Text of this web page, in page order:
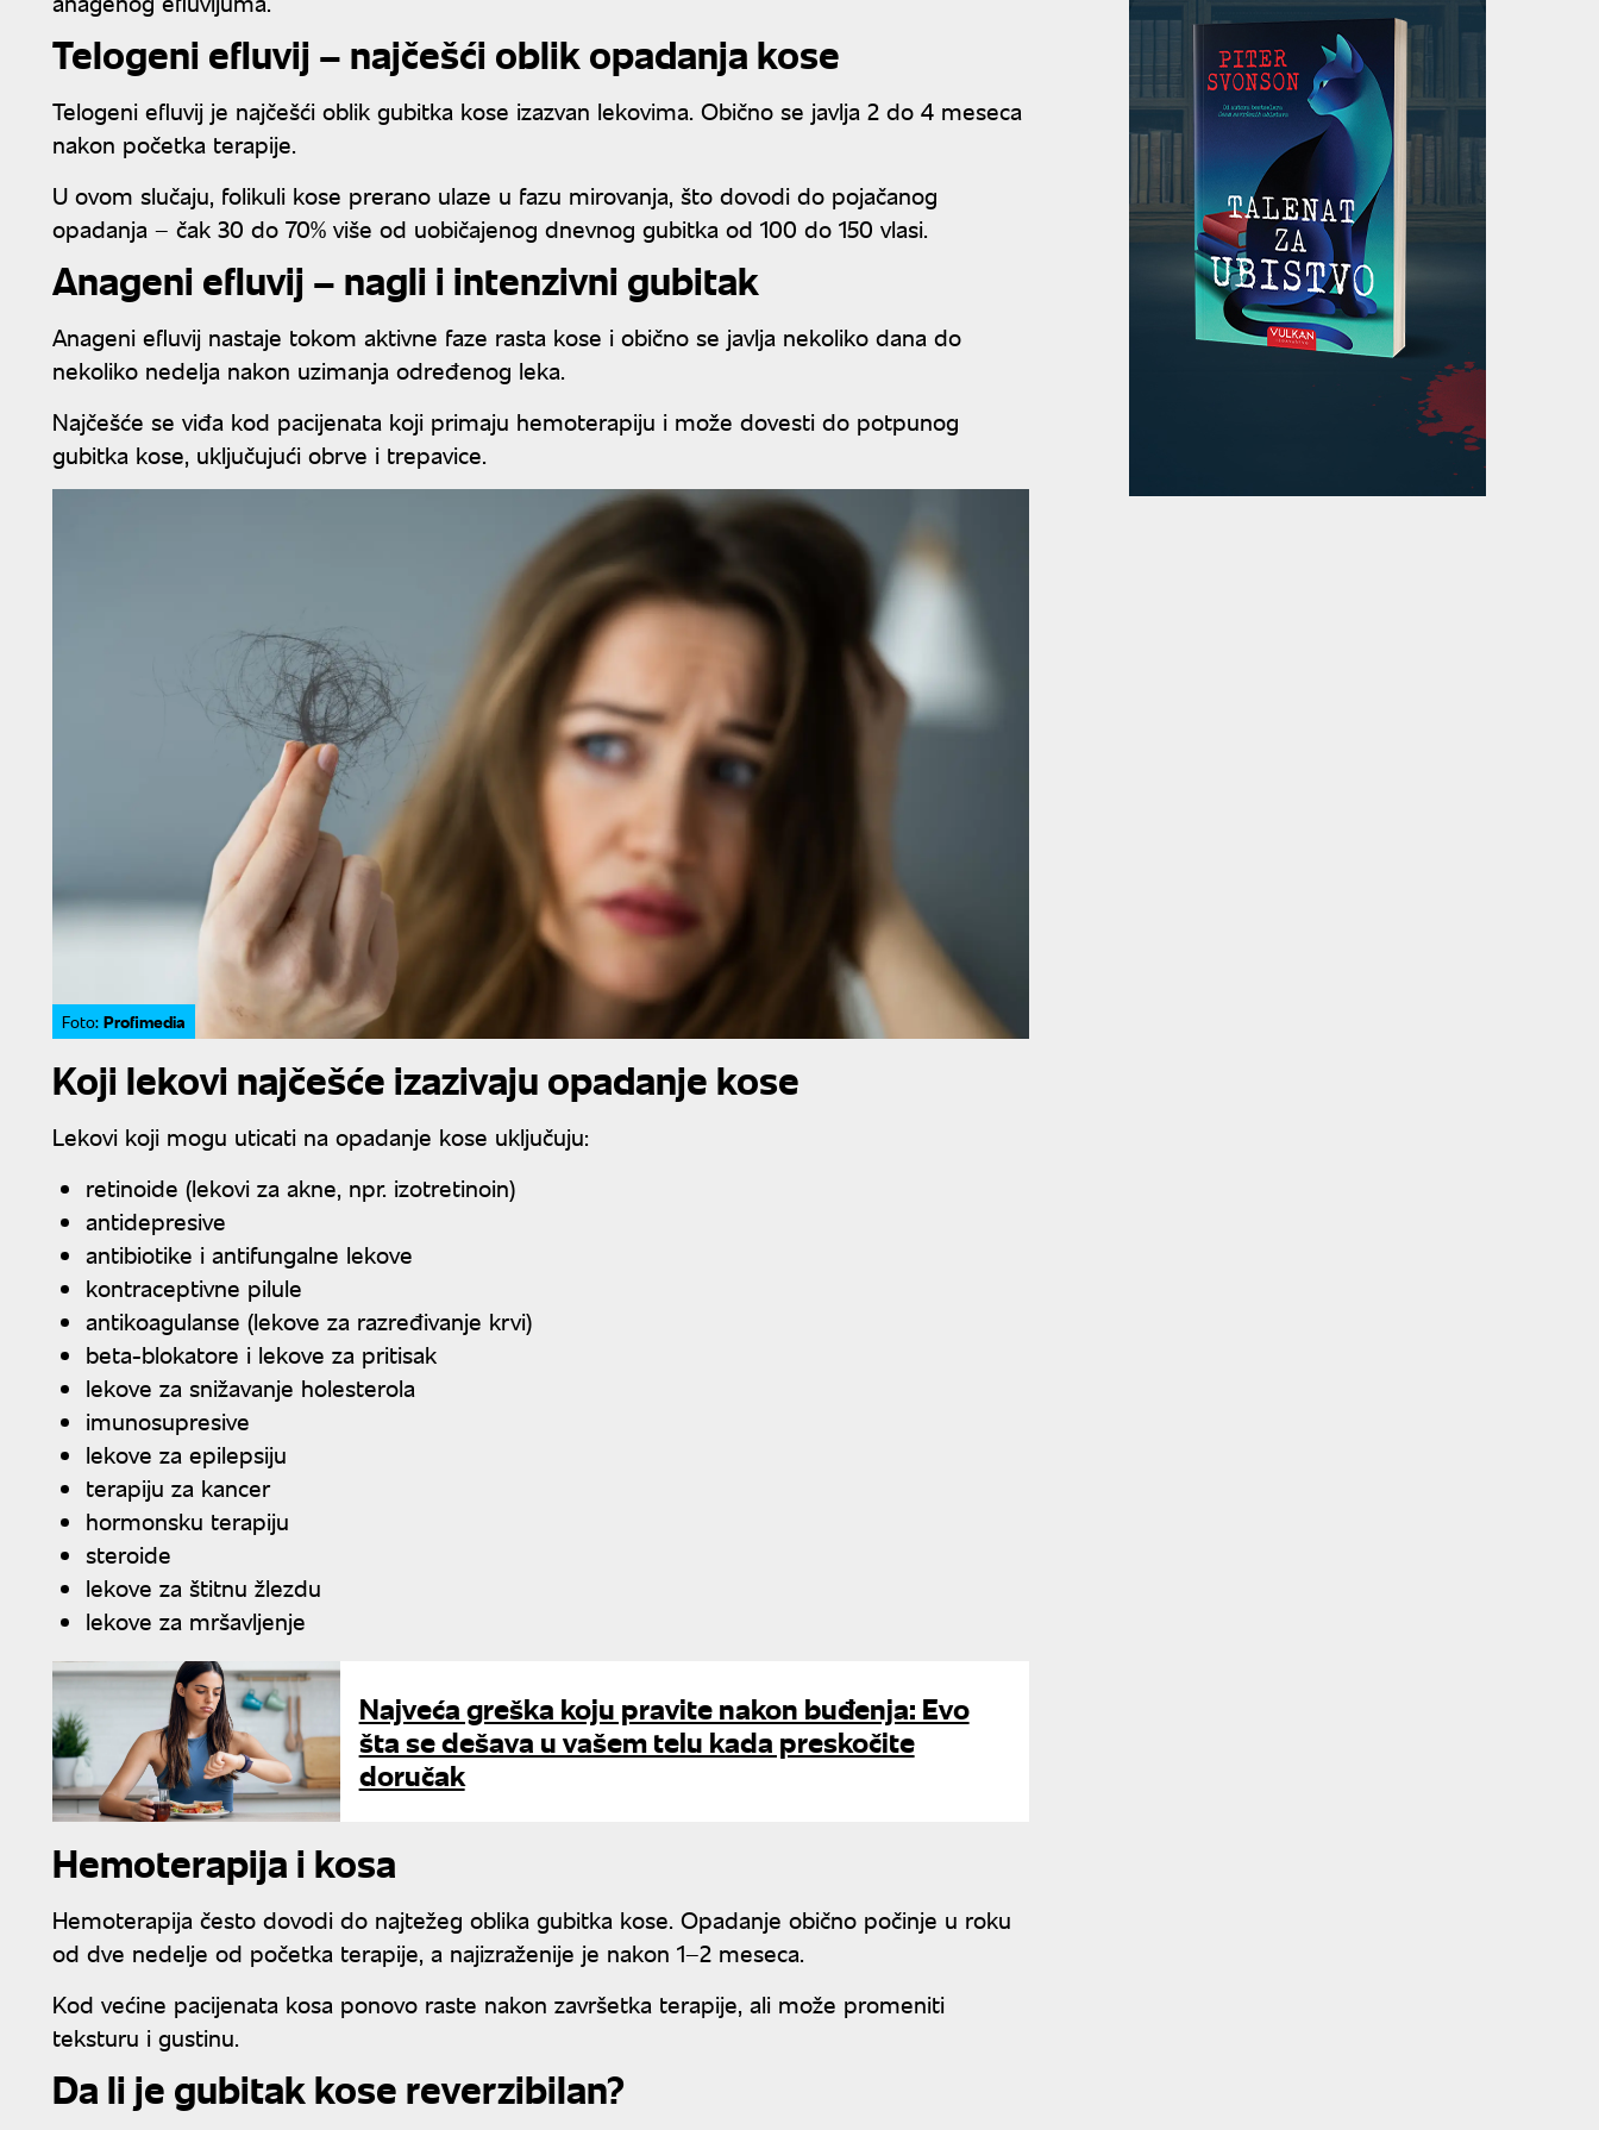
Telogeni efluvij – najčešći oblik opadanja kose
Telogeni efluvij je najčešći oblik gubitka kose izazvan lekovima. Obično se javlja 2 do 4 meseca
nakon početka terapije.
U ovom slučaju, folikuli kose prerano ulaze u fazu mirovanja, što dovodi do pojačanog
opadanja – čak 30 do 70% više od uobičajenog dnevnog gubitka od 100 do 150 vlasi.
Anageni efluvij – nagli i intenzivni gubitak
Anageni efluvij nastaje tokom aktivne faze rasta kose i obično se javlja nekoliko dana do
nekoliko nedelja nakon uzimanja određenog leka.
Najčešće se viđa kod pacijenata koji primaju hemoterapiju i može dovesti do potpunog
gubitka kose, uključujući obrve i trepavice.
Foto: Profimedia
Koji lekovi najčešće izazivaju opadanje kose
Lekovi koji mogu uticati na opadanje kose uključuju:
retinoide (lekovi za akne, npr. izotretinoin)
antidepresive
antibiotike i antifungalne lekove
kontraceptivne pilule
antikoagulanse (lekove za razređivanje krvi)
beta-blokatore i lekove za pritisak
lekove za snižavanje holesterola
imunosupresive
lekove za epilepsiju
terapiju za kancer
hormonsku terapiju
steroide
lekove za štitnu žlezdu
lekove za mršavljenje
Najveća greška koju pravite nakon buđenja: Evo
šta se dešava u vašem telu kada preskočite
doručak
Hemoterapija i kosa
Hemoterapija često dovodi do najtežeg oblika gubitka kose. Opadanje obično počinje u roku
od dve nedelje od početka terapije, a najizraženije je nakon 1–2 meseca.
Kod većine pacijenata kosa ponovo raste nakon završetka terapije, ali može promeniti
teksturu i gustinu.
Da li je gubitak kose reverzibilan?